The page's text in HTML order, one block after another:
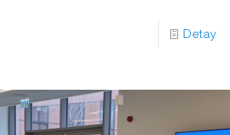
Detay